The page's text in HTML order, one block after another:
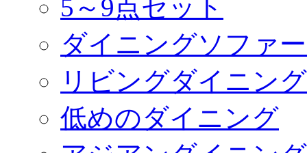
5～9点セット
ダイニングソファ
リビングダイニン
低めのダイニング